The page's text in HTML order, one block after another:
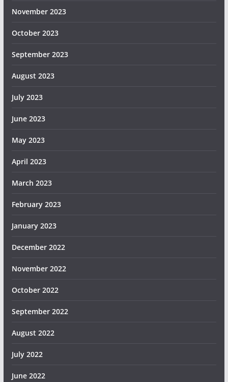
November 2023
October 2023
September 2023
August 2023
July 2023
June 2023
May 2023
April 2023
March 2023
February 2023
January 2023
December 2022
November 2022
October 2022
September 2022
August 2022
July 2022
June 2022